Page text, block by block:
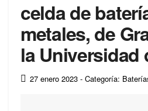
celda de
metales, de
la Universidad
27 enero 2023 - Categoría: